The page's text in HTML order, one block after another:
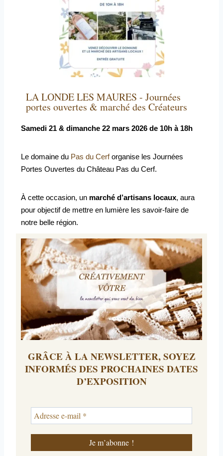
LA LONDE LES MAURES - Journées
portes ouvertes & marché des Créateurs
Samedi 21 & dimanche 22 mars 2026 de 10h à 18h
Le domaine du Pas du Cerforganise les Journées
Portes Ouvertes du Château Pas du Cerf.
À cette occasion, un marché d’artisans locaux, aura
pour objectif de mettre en lumière les savoir-faire de
notre belle région.
GRÂCE À LA NEWSLETTER, SOYEZ
INFORMÉS DES PROCHAINES DATES
D’EXPOSITION